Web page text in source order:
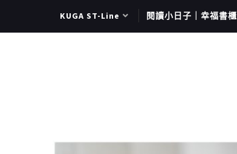
KUGA ST-Line 閱讀小日子｜幸福書櫃